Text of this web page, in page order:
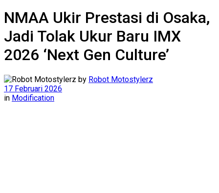
NMAA Ukir Prestasi di Osaka,
Jadi Tolak Ukur Baru IMX
2026 ‘Next Gen Culture’
by Robot Motostylerz
17 Februari 2026
in Modification